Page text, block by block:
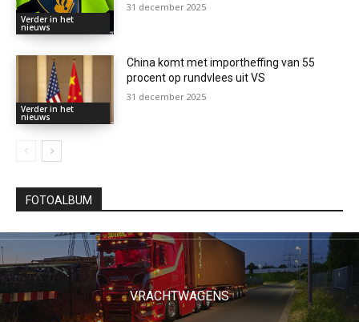
Verder in het
nieuws
31 december 2025
Verder in het
nieuws
China komt met importheffing van 55
procent op rundvlees uit VS
31 december 2025
FOTOALBUM
VRACHTWAGENS